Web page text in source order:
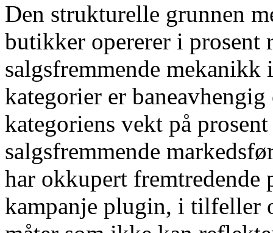
Den strukturelle grunnen
butikker opererer i prosent
salgsfremmende mekanikk
kategorier er
kategoriens vekt på
salgsfremmende
har okkupert
kampanje plugin, i tilfeller